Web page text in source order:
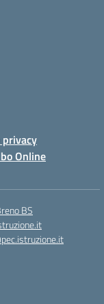
Online
BS